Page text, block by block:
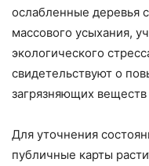
ослабленные деревья
массового усыхания,
экологического
свидетельствуют о
загрязняющих
Для уточнения
публичные карты